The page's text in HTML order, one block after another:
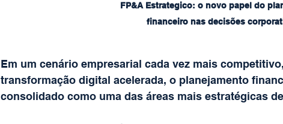
FP&A Estrategico: o novo papel do
financeiro nas decisões
Em um cenário empresarial cada vez mais
transformação digital acelerada, o planejamento
consolidado como uma das áreas mais estratégicas